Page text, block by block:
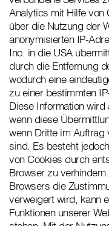
Analytics mit Hilfe von
über die Nutzung der
anonymisierten IP-
Inc. in die USA
durch die Entfernung
wodurch eine
zu einer bestimmten
Diese Information wird
wenn diese
wenn Dritte im Auftrag
sind. Es besteht
von Cookies durch
Browser zu
Browsers die
verweigert wird, kann
Funktionen unserer